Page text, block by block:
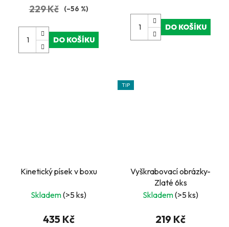
229 Kč (–56 %)
DO KOŠÍKU
DO KOŠÍKU
Kinetický písek v boxu
Skladem(>5 ks)
435 Kč
TIP
Vyškrabovací obrázky-
Zlaté 6ks
Skladem(>5 ks)
219 Kč